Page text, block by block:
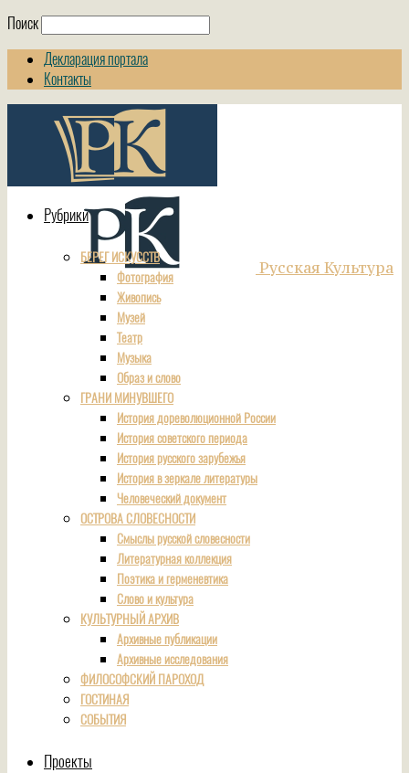
Поиск
Декларация портала
Контакты
Русская Культура
Рубрики
БЕРЕГ ИСКУССТВ
Фотография
Живопись
Музей
Театр
Музыка
Образ и слово
ГРАНИ МИНУВШЕГО
История дореволюционной России
История советского периода
История русского зарубежья
История в зеркале литературы
Человеческий документ
ОСТРОВА СЛОВЕСНОСТИ
Смыслы русской словесности
Литературная коллекция
Поэтика и герменевтика
Слово и культура
КУЛЬТУРНЫЙ АРХИВ
Архивные публикации
Архивные исследования
ФИЛОСОФСКИЙ ПАРОХОД
ГОСТИНАЯ
СОБЫТИЯ
Проекты